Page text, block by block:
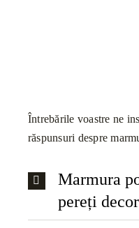
Întrebările voastre ne
răspunsuri despre
Marmura
pereți